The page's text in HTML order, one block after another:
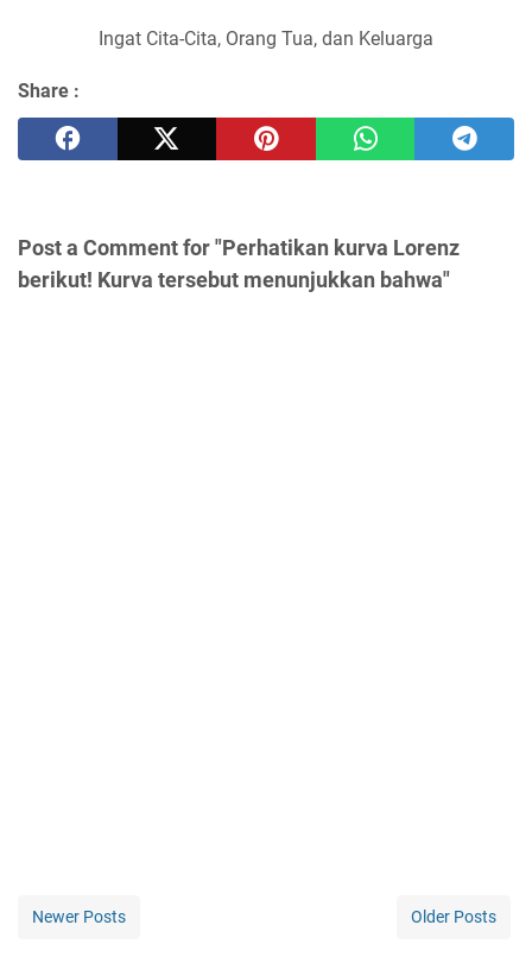
Ingat Cita-Cita, Orang Tua, dan Keluarga
Share :
Post a Comment for "Perhatikan kurva Lorenz
berikut! Kurva tersebut menunjukkan bahwa"
Newer Posts Older Posts